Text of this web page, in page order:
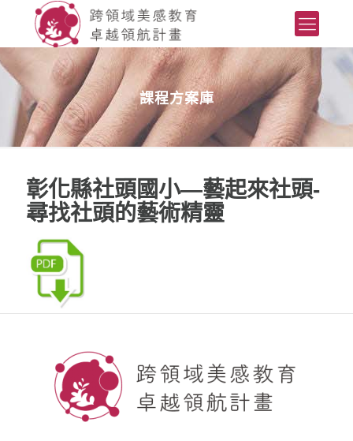
課程方案庫
彰化縣社頭國小—藝起來社頭-
尋找社頭的藝術精靈